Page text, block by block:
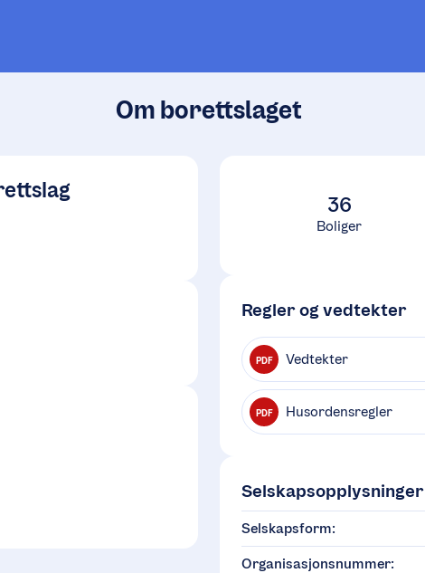
Om borettslaget
36
Boliger
Regler og vedtekter
PDF Vedtekter
PDF Husordensregler
Selskapsopplysninger
Selskapsform:
Organisasjonsnummer: